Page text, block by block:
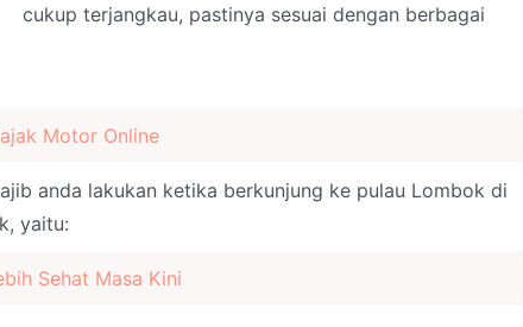
cukup terjangkau, pastinya sesuai dengan berbagai
Motor Online
anda lakukan ketika berkunjung ke pulau Lombok di
yaitu:
Sehat Masa Kini